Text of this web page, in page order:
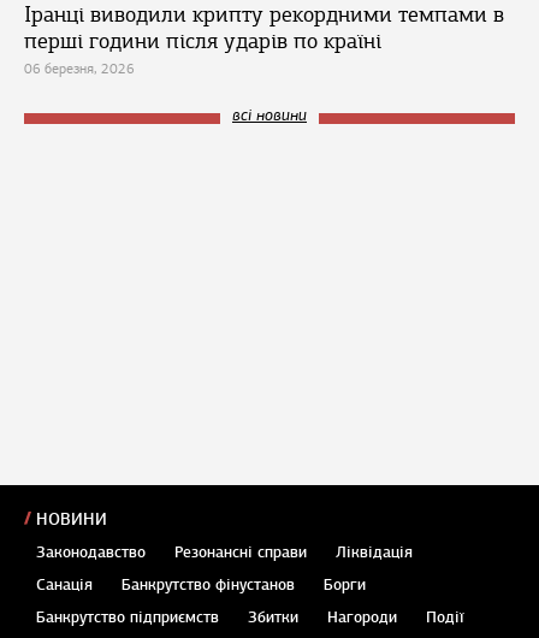
Іранці виводили крипту рекордними темпами в
перші години після ударів по країні
06 березня, 2026
всі новини
НОВИНИ
Законодавство Резонансні справи
Ліквідація
Санація
Банкрутство фінустанов
Борги
Банкрутство підприємств
Збитки Нагороди
Події